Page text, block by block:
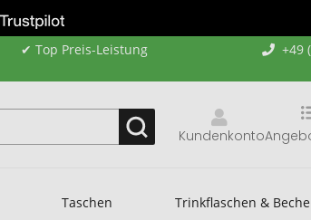
✔ Top Preis-Leistung
+49
Kundenkonto
Taschen Trinkflaschen &